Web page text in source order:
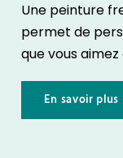
Une peinture
permet de
que vous
En savoir plus